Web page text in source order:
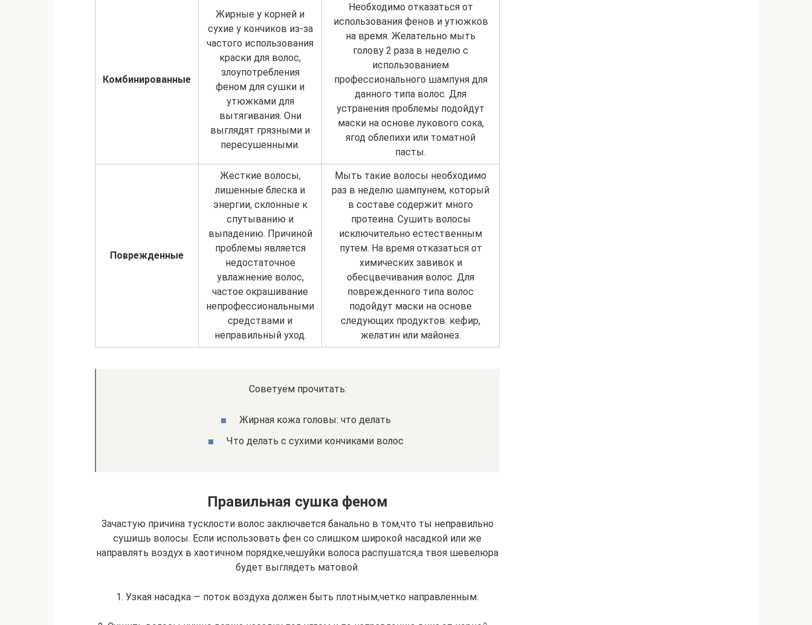
Комбинированные
Жирные у корней и
сухие у кончиков из-за
частого использования
краски для волос,
злоупотребления
феном для сушки и
утюжками для
вытягивания. Они
выглядят грязными и
пересушенными.
Необходимо отказаться от
использования фенов и утюжков
на время. Желательно мыть
голову 2 раза в неделю с
использованием
профессионального шампуня для
данного типа волос. Для
устранения проблемы подойдут
маски на основе лукового сока,
ягод облепихи или томатной
пасты.
Поврежденные
Жесткие волосы,
лишенные блеска и
энергии, склонные к
спутыванию и
выпадению. Причиной
проблемы является
недостаточное
увлажнение волос,
частое окрашивание
непрофессиональными
средствами и
неправильный уход.
Мыть такие волосы необходимо
раз в неделю шампунем, который
в составе содержит много
протеина. Сушить волосы
исключительно естественным
путем. На время отказаться от
химических завивок и
обесцвечивания волос. Для
поврежденного типа волос
подойдут маски на основе
следующих продуктов: кефир,
желатин или майонез.
Советуем прочитать:
Жирная кожа головы: что делать
Что делать с сухими кончиками волос
Правильная сушка феном
Зачастую причина тусклости волос заключается банально в том,что ты неправильно
сушишь волосы. Если использовать фен со слишком широкой насадкой или же
направлять воздух в хаотичном порядке,чешуйки волоса распушатся,а твоя шевелюра
будет выглядеть матовой.
1. Узкая насадка — поток воздуха должен быть плотным,четко направленным.